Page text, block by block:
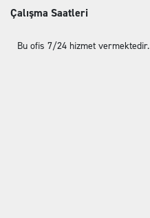
Çalışma Saatleri
Bu ofis 7/24 hizmet vermektedir.